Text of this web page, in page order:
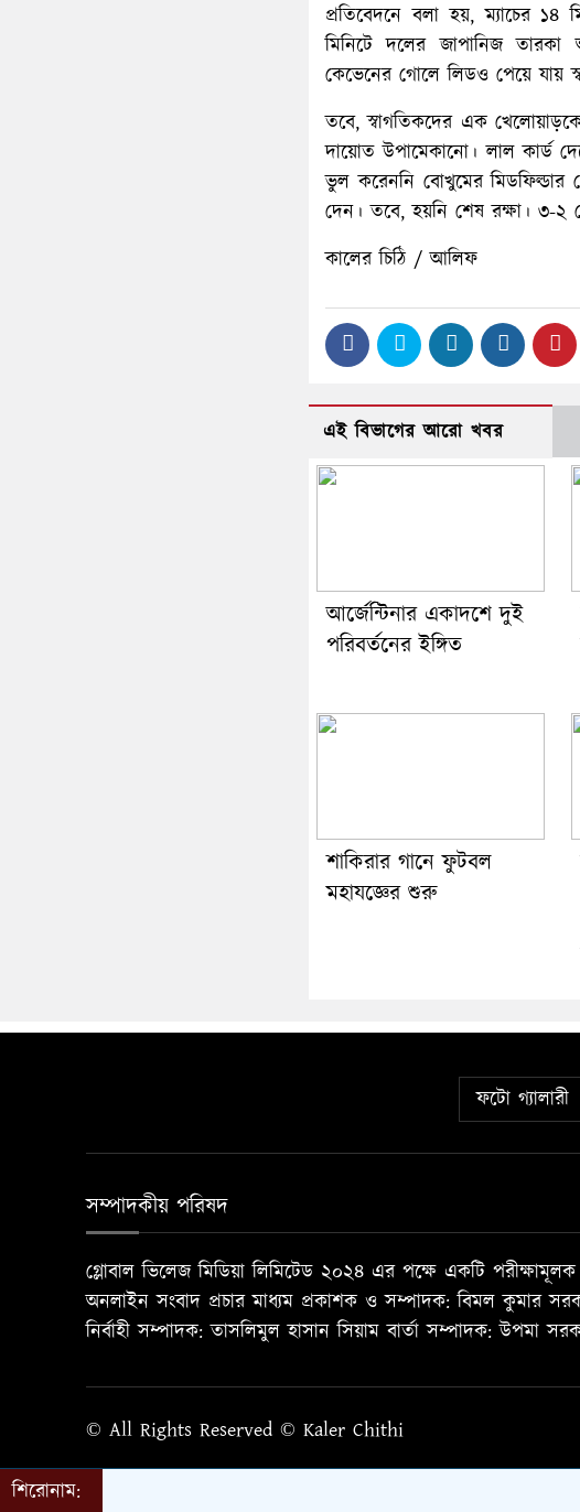
প্রতিবেদনে বলা হয়, ম্যাচের ১৪
মিনিটে দলের জাপানিজ
কেভেনের গোলে লিডও পেয়ে যায়
তবে, স্বাগতিকদের এক
দায়োত উপামেকানো। লাল কার্ড
ভুল করেননি বোখুমের মিডফিল্ডার
দেন। তবে, হয়নি শেষ রক্ষা। ৩-২
কালের চিঠি / আলিফ
এই বিভাগের আরো খবর
আর্জেন্টিনার একাদশে দুই
পরিবর্তনের ইঙ্গিত
শাকিরার গানে ফুটবল
মহাযজ্ঞের শুরু
ফটো গ্যালারী
সম্পাদকীয় পরিষদ
গ্লোবাল ভিলেজ মিডিয়া লিমিটেড ২০২৪ এর পক্ষে একটি পরীক্ষামূলক
অনলাইন সংবাদ প্রচার মাধ্যম প্রকাশক ও সম্পাদক: বিমল কুমার
নির্বাহী সম্পাদক: তাসলিমুল হাসান সিয়াম বার্তা সম্পাদক: উপমা
© All Rights Reserved © Kaler Chithi
শিরোনাম: